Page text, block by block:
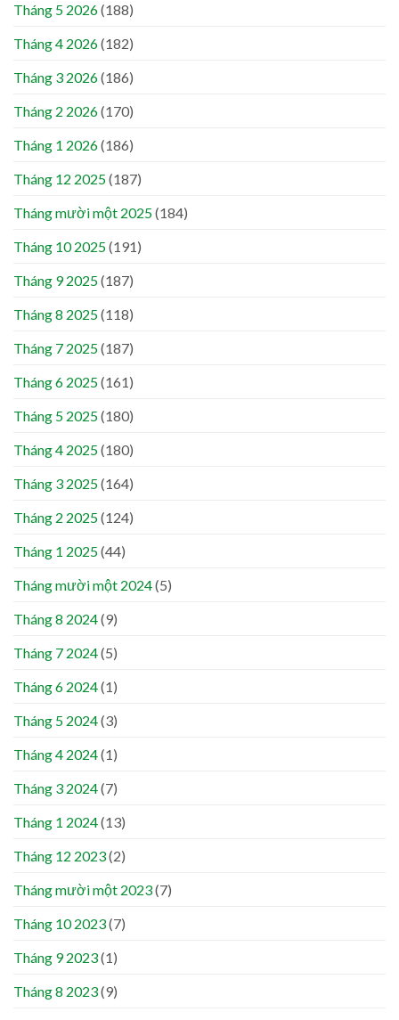
Tháng 5 2026(188)
Tháng 4 2026(182)
Tháng 3 2026(186)
Tháng 2 2026(170)
Tháng 1 2026(186)
Tháng 12 2025(187)
Tháng mười một 2025(184)
Tháng 10 2025(191)
Tháng 9 2025(187)
Tháng 8 2025(118)
Tháng 7 2025(187)
Tháng 6 2025(161)
Tháng 5 2025(180)
Tháng 4 2025(180)
Tháng 3 2025(164)
Tháng 2 2025(124)
Tháng 1 2025(44)
Tháng mười một 2024(5)
Tháng 8 2024(9)
Tháng 7 2024(5)
Tháng 6 2024(1)
Tháng 5 2024(3)
Tháng 4 2024(1)
Tháng 3 2024(7)
Tháng 1 2024(13)
Tháng 12 2023(2)
Tháng mười một 2023(7)
Tháng 10 2023(7)
Tháng 9 2023(1)
Tháng 8 2023(9)